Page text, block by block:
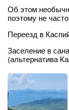
Об этом
поэтому не
Переезд в
Заселение в
(альтернатива